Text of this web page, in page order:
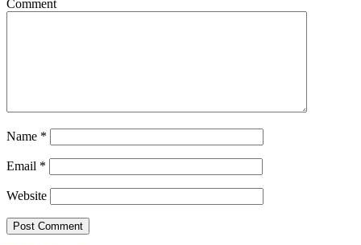
Video Stories
ജാതി വിവേചനം; മലപ്പുറം
ബിജെപിയില്‍ പൊട്ടിത്തെറി,